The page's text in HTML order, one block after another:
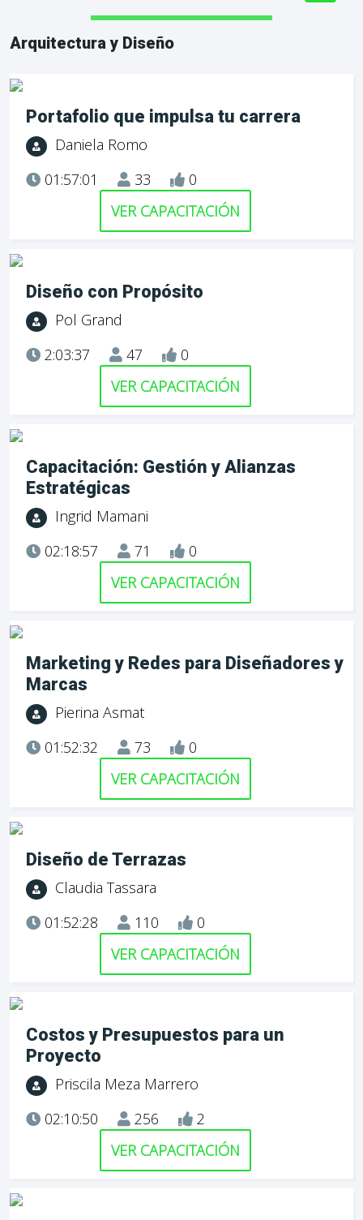
Arquitectura y Diseño
Portafolio que impulsa tu carrera
Daniela Romo
01:57:01
33
0
VER CAPACITACIÓN
Diseño con Propósito
Pol Grand
2:03:37
47
0
VER CAPACITACIÓN
Capacitación: Gestión y Alianzas
Estratégicas
Ingrid Mamani
02:18:57
71
0
VER CAPACITACIÓN
Marketing y Redes para Diseñadores y
Marcas
Pierina Asmat
01:52:32
73
0
VER CAPACITACIÓN
Diseño de Terrazas
Claudia Tassara
01:52:28
110
0
VER CAPACITACIÓN
Costos y Presupuestos para un
Proyecto
Priscila Meza Marrero
02:10:50
256
2
VER CAPACITACIÓN